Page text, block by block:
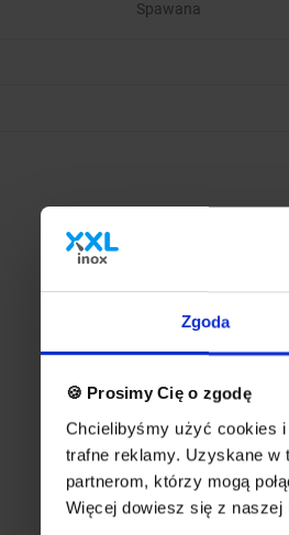
Zgoda
🍪 Prosimy Cię o zgodę
Chcielibyśmy użyć cookies
trafne reklamy. Uzyskane w
partnerom, którzy mogą
Więcej dowiesz się z naszej
Spawana